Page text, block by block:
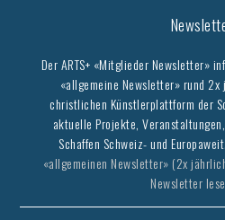
Der ARTS+ «Mitglieder Newsletter»
«allgemeine Newsletter» rund
christlichen Künstlerplattform der
aktuelle Projekte,
Schaffen Schweiz- und
«allgemeinen Newsletter» (2x
Newsletter